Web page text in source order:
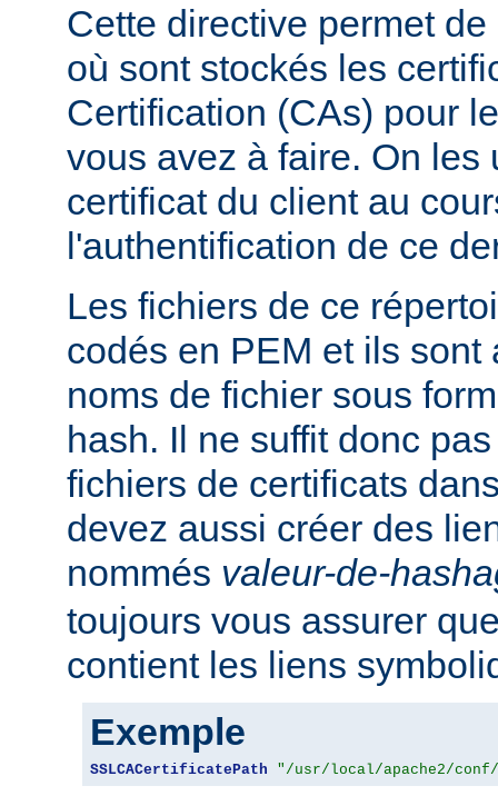
Cette directive permet
où sont stockés les
Certification (CAs) pour
vous avez à faire. On les
certificat du client au
l'authentification de ce
Les fichiers de ce
codés en PEM et ils sont
noms de fichier sous
hash. Il ne suffit donc
fichiers de certificats
devez aussi créer des
nommés valeur-de-
toujours vous assurer
contient les liens
Exemple
SSLCACertificatePath "/usr/local/apache2/